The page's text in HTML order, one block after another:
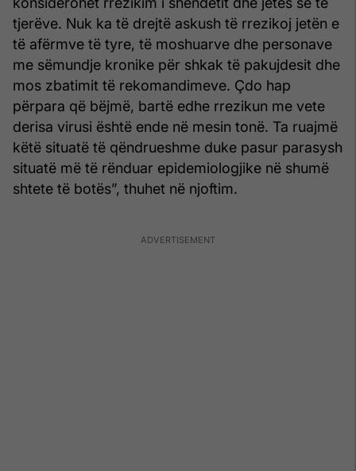
tjerëve. Nuk ka të drejtë askush të rrezikoj jetën e
të afërmve të tyre, të moshuarve dhe personave
me sëmundje kronike për shkak të pakujdesit dhe
mos zbatimit të rekomandimeve. Çdo hap
përpara që bëjmë, bartë edhe rrezikun me vete
derisa virusi është ende në mesin tonë. Ta ruajmë
këtë situatë të qëndrueshme duke pasur parasysh
situatë më të rënduar epidemiologjike në shumë
shtete të botës”, thuhet në njoftim.